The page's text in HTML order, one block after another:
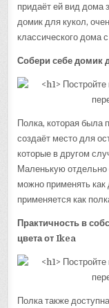
придаёт ей вид дома
домик для кукол,
классического дома
Собери себе домик
Полка, которая была
создаёт место для
которые в другом
Маленькую
можно применять
применяется как
Практичность в
цвета от Ikea
Полка также